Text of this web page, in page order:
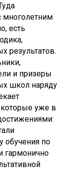
многолетним
есть
результатов.
и призеры
школ наряду
уже в
обучения по
гармонично